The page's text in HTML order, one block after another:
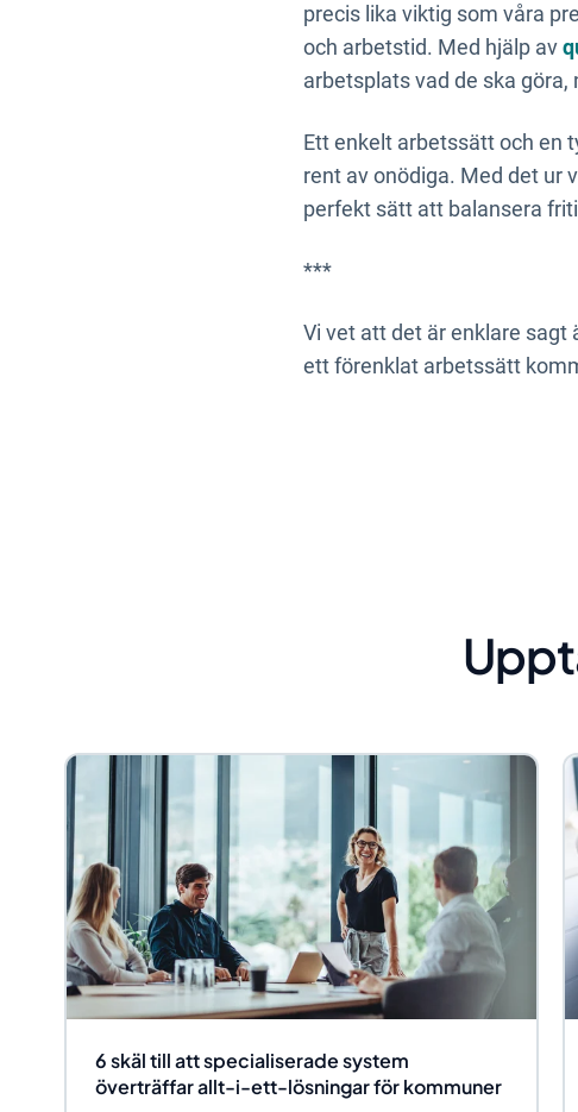
precis lika viktig som våra
och arbetstid. Med hjälp av
arbetsplats vad de ska göra,
Ett enkelt arbetssätt och en
rent av onödiga. Med det ur
perfekt sätt att balansera
***
Vi vet att det är enklare sagt
ett förenklat arbetssätt
6 skäl till att specialiserade system
överträffar allt-i-ett-lösningar för kommuner